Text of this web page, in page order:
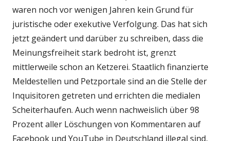
waren noch vor wenigen Jahren kein Grund für
juristische oder exekutive Verfolgung. Das hat sich
jetzt geändert und darüber zu schreiben, dass die
Meinungsfreiheit stark bedroht ist, grenzt
mittlerweile schon an Ketzerei. Staatlich finanzierte
Meldestellen und Petzportale sind an die Stelle der
Inquisitoren getreten und errichten die medialen
Scheiterhaufen. Auch wenn nachweislich über 98
Prozent aller Löschungen von Kommentaren auf
Facebook und YouTube in Deutschland illegal sind,